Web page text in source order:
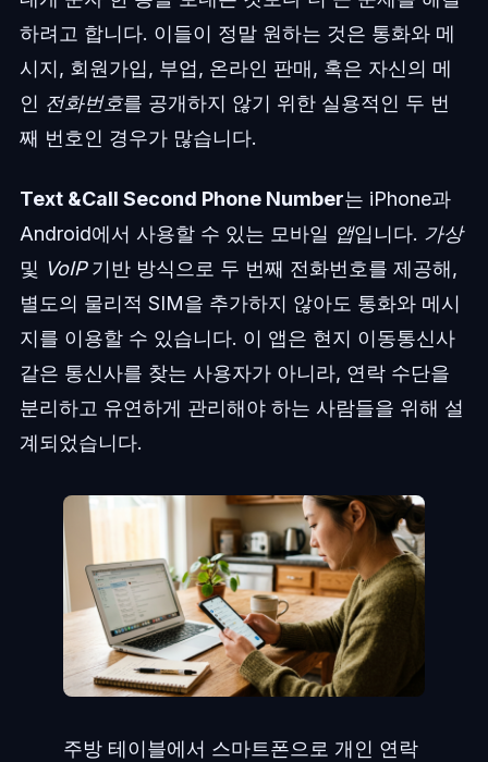
하려고 합니다. 이들이 정말 원하는 것은 통화와 메
시지, 회원가입, 부업, 온라인 판매, 혹은 자신의 메
인 전화번호를 공개하지 않기 위한 실용적인 두 번
째 번호인 경우가 많습니다.
Text &Call Second Phone Number는 iPhone과
Android에서 사용할 수 있는 모바일 앱입니다. 가상
및 VoIP기반 방식으로 두 번째 전화번호를 제공해,
별도의 물리적 SIM을 추가하지 않아도 통화와 메시
지를 이용할 수 있습니다. 이 앱은 현지 이동통신사
같은 통신사를 찾는 사용자가 아니라, 연락 수단을
분리하고 유연하게 관리해야 하는 사람들을 위해 설
계되었습니다.
주방 테이블에서 스마트폰으로 개인 연락